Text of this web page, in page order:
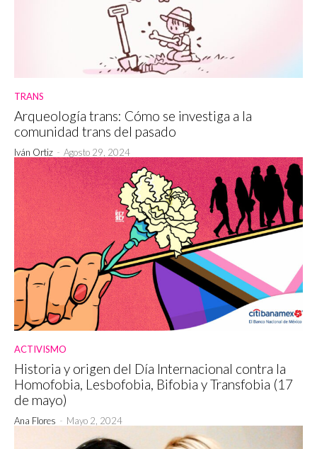
TRANS
Arqueología trans: Cómo se investiga a la
comunidad trans del pasado
Iván Ortiz - Agosto 29, 2024
ACTIVISMO
Historia y origen del Día Internacional contra la
Homofobia, Lesbofobia, Bifobia y Transfobia (17
de mayo)
Ana Flores - Mayo 2, 2024